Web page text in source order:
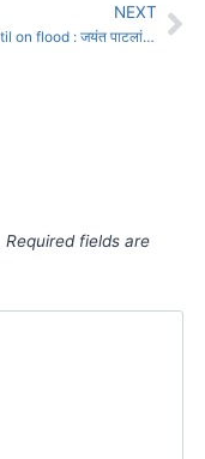
NEXT
jayant patil on flood : जयंत पाटलांचा पूरग्रस्तांना दिलासा
Required fields are